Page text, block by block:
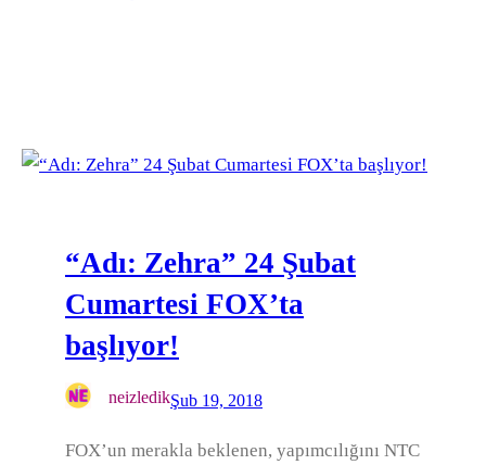
“Adı: Zehra” 24 Şubat
Cumartesi FOX’ta
başlıyor!
neizledikŞub 19, 2018
FOX’un merakla beklenen, yapımcılığını NTC